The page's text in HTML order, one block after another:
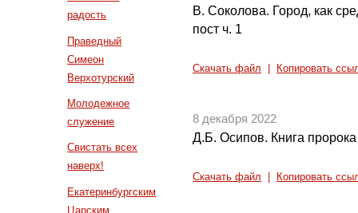
радость
Праведный
Симеон
Верхотурский
Молодежное
служение
Свистать всех
наверх!
Екатеринбургским
Царским
В. Соколова. Город, как
пост ч. 1
Скачать файл Копировать
8 декабря 2022
Д.Б. Осипов. Книга
Скачать файл Копировать